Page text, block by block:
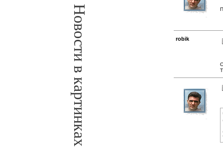
Новости в картинках robik